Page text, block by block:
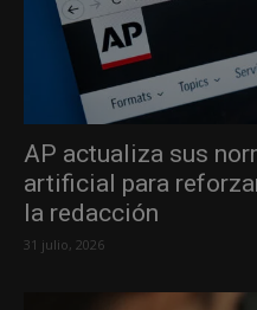
AP actualiza sus
artificial para
la redacción
31 julio, 2026